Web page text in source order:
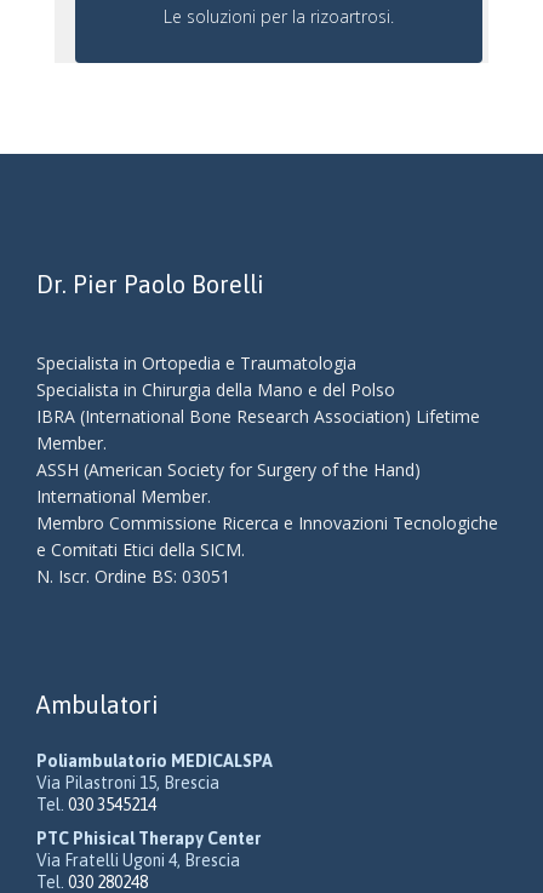
Le soluzioni per la rizoartrosi.
Dr. Pier Paolo Borelli
Specialista in Ortopedia e Traumatologia
Specialista in Chirurgia della Mano e del Polso
IBRA (International Bone Research Association) Lifetime
Member.
ASSH (American Society for Surgery of the Hand)
International Member.
Membro Commissione Ricerca e Innovazioni Tecnologiche
e Comitati Etici della SICM.
N. Iscr. Ordine BS: 03051
Ambulatori
Poliambulatorio MEDICALSPA
Via Pilastroni 15, Brescia
Tel. 030 3545214
PTC Phisical Therapy Center
Via Fratelli Ugoni 4, Brescia
Tel. 030 280248